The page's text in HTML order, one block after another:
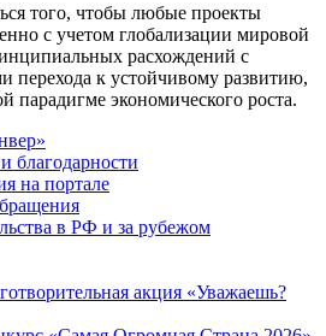
того, чтобы любые проекты
с учетом глобализации мировой
расхождений с
к устойчивому развитию,
парадигме экономического роста.
благодарности
на портале
в РФ и за рубежом
акция «Уважаешь?